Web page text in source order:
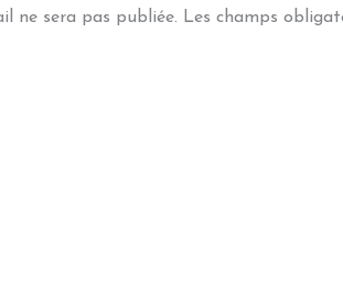
ne sera pas publiée. Les champs